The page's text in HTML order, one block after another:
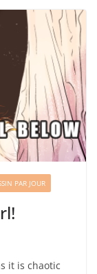
PAR JOUR
it is chaotic